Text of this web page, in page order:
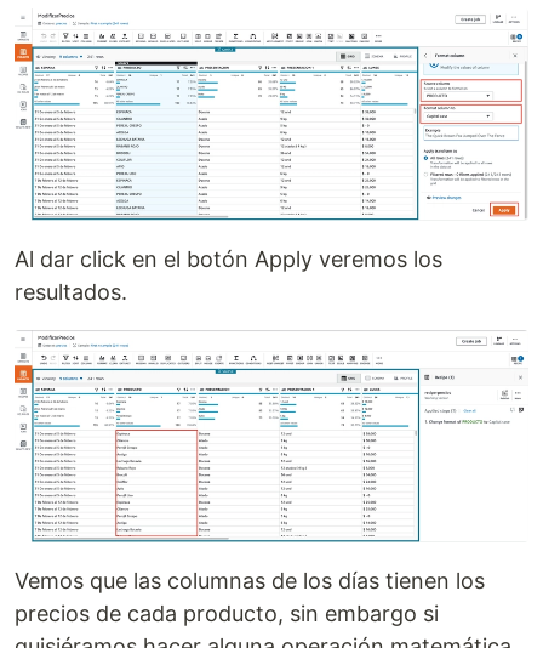
Al dar click en el botón Apply veremos los
resultados.
Vemos que las columnas de los días tienen los
precios de cada producto, sin embargo si